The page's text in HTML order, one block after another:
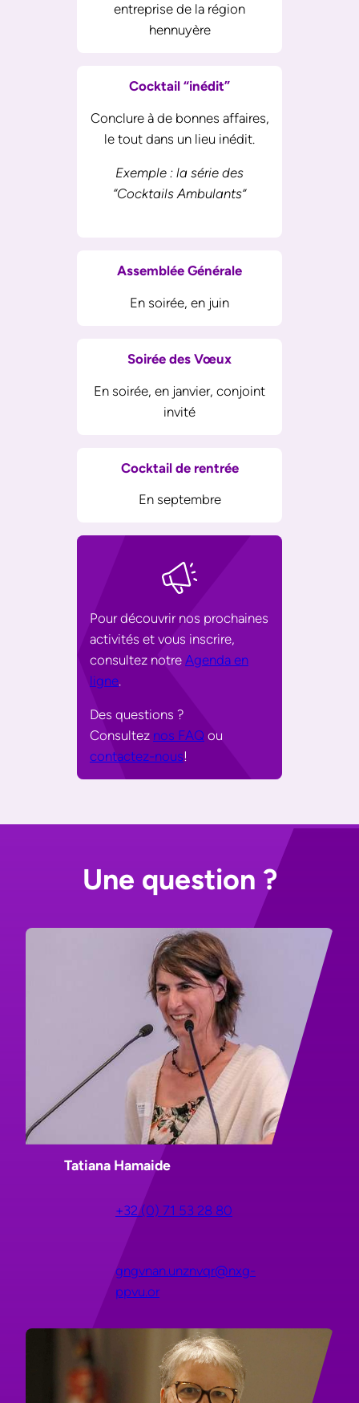
entreprise de la région
hennuyère
Cocktail “inédit”
Conclure à de bonnes affaires,
le tout dans un lieu inédit.
Exemple : la série des
“Cocktails Ambulants”
Assemblée Générale
En soirée, en juin
Soirée des Vœux
En soirée, en janvier, conjoint
invité
Cocktail de rentrée
En septembre
Pour découvrir nos prochaines
activités et vous inscrire,
consultez notre Agenda en
ligne.
Des questions ?
Consultez nos FAQ ou
contactez-nous!
Une question ?
Tatiana Hamaide
+32 (0) 71 53 28 80
gngvnan.unznvqr@nxg-
ppvu.or